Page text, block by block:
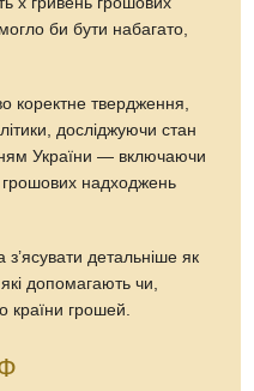
би бути набагато,
коректне твердження,
досліджуючи стан
України — включаючи
надходжень
з’ясувати детальніше як
допомагають чи,
країни грошей.